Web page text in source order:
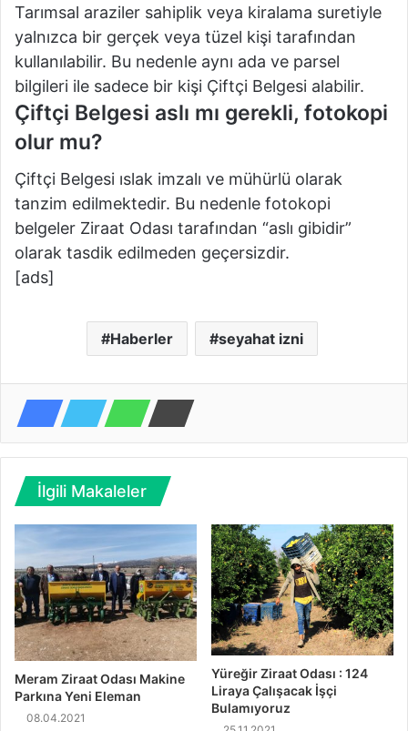
Tarımsal araziler sahiplik veya kiralama suretiyle
yalnızca bir gerçek veya tüzel kişi tarafından
kullanılabilir. Bu nedenle aynı ada ve parsel
bilgileri ile sadece bir kişi Çiftçi Belgesi alabilir.
Çiftçi Belgesi aslı mı gerekli, fotokopi
olur mu?
Çiftçi Belgesi ıslak imzalı ve mühürlü olarak
tanzim edilmektedir. Bu nedenle fotokopi
belgeler Ziraat Odası tarafından “aslı gibidir”
olarak tasdik edilmeden geçersizdir.
[ads]
Haberler seyahat izni
İlgili Makaleler
Meram Ziraat Odası Makine
Parkına Yeni Eleman
08.04.2021
Yüreğir Ziraat Odası : 124
Liraya Çalışacak İşçi
Bulamıyoruz